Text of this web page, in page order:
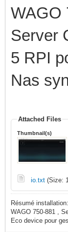
WAGO
Server
5 RPI
Nas
Attached Files
Thumbnail(s)
io.txt (Size:
Résumé installation:
WAGO 750-881 ,
Eco device pour